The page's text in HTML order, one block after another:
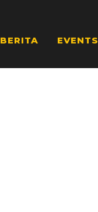
BERITA EVENTS